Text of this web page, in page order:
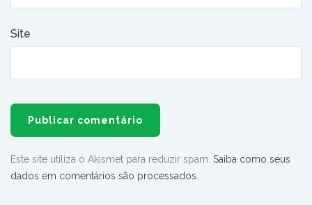
Site
Este site utiliza o Akismet para reduzir spam. Saiba como seus
dados em comentários são processados.